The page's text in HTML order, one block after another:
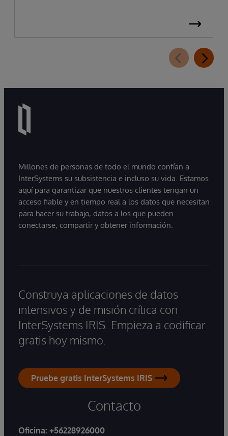
Millones de personas de todo el mundo confían a
InterSystems su subsistencia e incluso su vida. Estamos
aquí para garantizar que nuestros clientes tengan un
acceso fiable y en tiempo real a los datos que necesitan
para hacer su trabajo, datos a los que pueden
conectarse, compartir y obtener información.
Construya aplicaciones de datos
intensivos y de misión crítica con
InterSystems IRIS. Empieza a codificar
gratis hoy mismo.
Pruebe gratis InterSystems IRIS
Contacto
Oficina: +56228926000